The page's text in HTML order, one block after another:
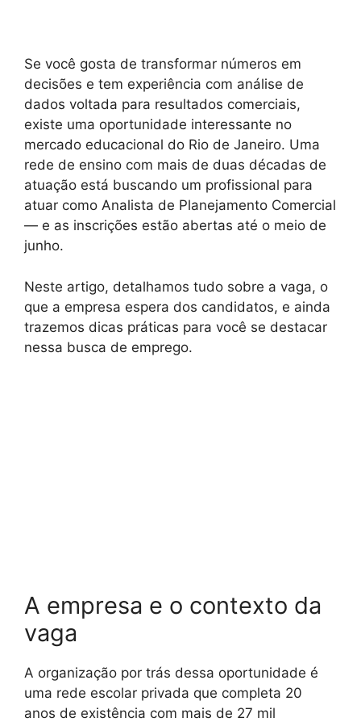
Se você gosta de transformar números em
decisões e tem experiência com análise de
dados voltada para resultados comerciais,
existe uma oportunidade interessante no
mercado educacional do Rio de Janeiro. Uma
rede de ensino com mais de duas décadas de
atuação está buscando um profissional para
atuar como Analista de Planejamento Comercial
— e as inscrições estão abertas até o meio de
junho.
Neste artigo, detalhamos tudo sobre a vaga, o
que a empresa espera dos candidatos, e ainda
trazemos dicas práticas para você se destacar
nessa busca de emprego.
A empresa e o contexto da
vaga
A organização por trás dessa oportunidade é
uma rede escolar privada que completa 20
anos de existência com mais de 27 mil